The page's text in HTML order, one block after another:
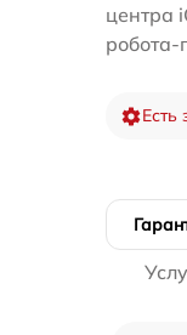
центра
робота-
Есть